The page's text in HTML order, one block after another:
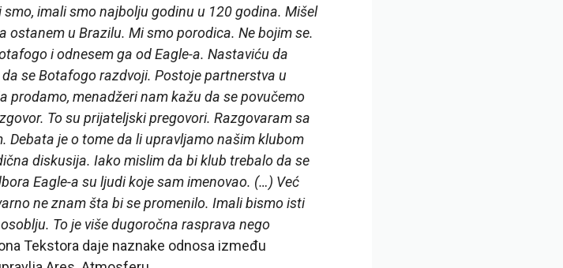
imali smo najbolju godinu u 120 godina. Mišel
ostanem u Brazilu. Mi smo porodica. Ne bojim se.
i odnesem ga od Eagle-a. Nastaviću da
se Botafogo razdvoji. Postoje partnerstva u
prodamo, menadžeri nam kažu da se povučemo
To su prijateljski pregovori. Razgovaram sa
Debata je o tome da li upravljamo našim klubom
diskusija. Iako mislim da bi klub trebalo da se
Eagle-a su ljudi koje sam imenovao. (…) Već
ne znam šta bi se promenilo. Imali bismo isti
To je više dugoročna rasprava nego
Tekstora daje naznake odnosa između